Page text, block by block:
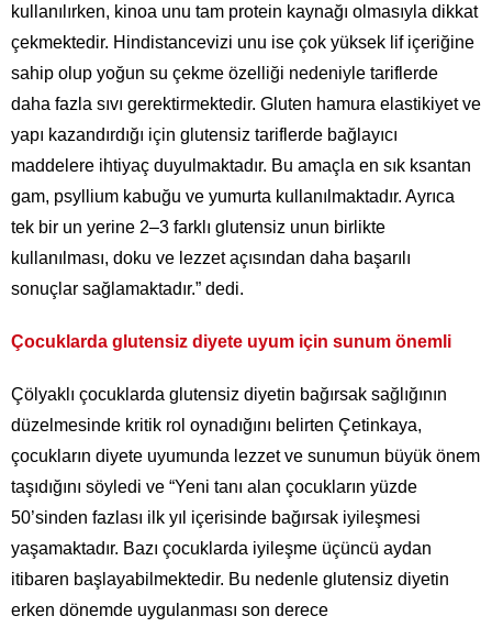
kullanılırken, kinoa unu tam protein kaynağı olmasıyla dikkat
çekmektedir. Hindistancevizi unu ise çok yüksek lif içeriğine
sahip olup yoğun su çekme özelliği nedeniyle tariflerde
daha fazla sıvı gerektirmektedir. Gluten hamura elastikiyet ve
yapı kazandırdığı için glutensiz tariflerde bağlayıcı
maddelere ihtiyaç duyulmaktadır. Bu amaçla en sık ksantan
gam, psyllium kabuğu ve yumurta kullanılmaktadır. Ayrıca
tek bir un yerine 2–3 farklı glutensiz unun birlikte
kullanılması, doku ve lezzet açısından daha başarılı
sonuçlar sağlamaktadır.” dedi.
Çocuklarda glutensiz diyete uyum için sunum önemli
Çölyaklı çocuklarda glutensiz diyetin bağırsak sağlığının
düzelmesinde kritik rol oynadığını belirten Çetinkaya,
çocukların diyete uyumunda lezzet ve sunumun büyük önem
taşıdığını söyledi ve “Yeni tanı alan çocukların yüzde
50’sinden fazlası ilk yıl içerisinde bağırsak iyileşmesi
yaşamaktadır. Bazı çocuklarda iyileşme üçüncü aydan
itibaren başlayabilmektedir. Bu nedenle glutensiz diyetin
erken dönemde uygulanması son derece